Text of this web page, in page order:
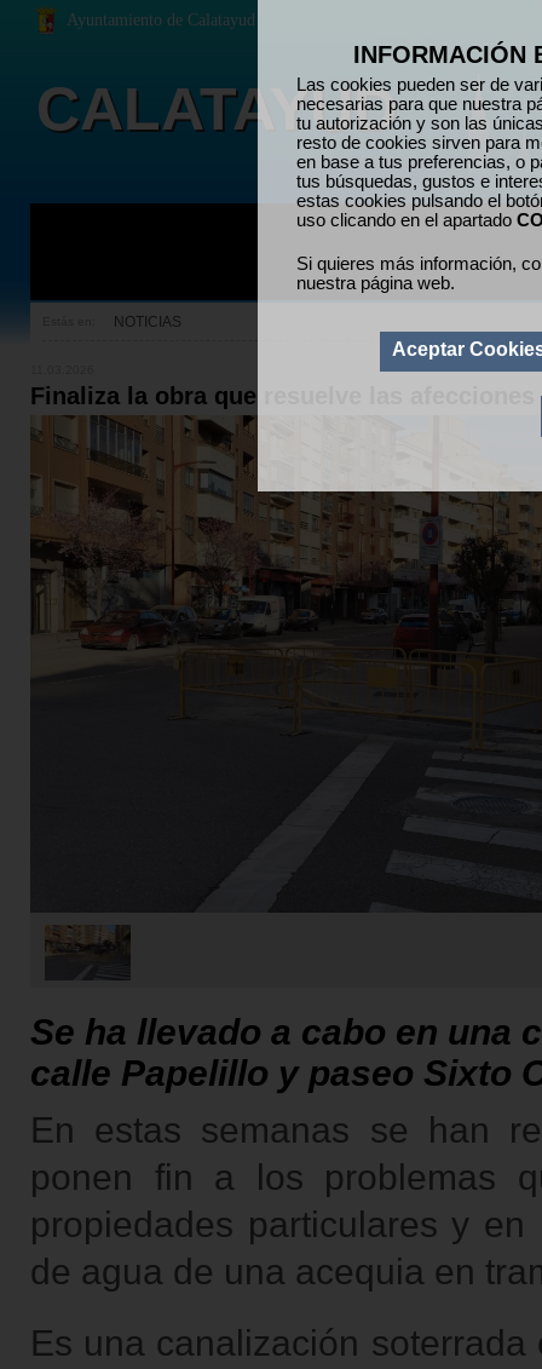
INFORMACIÓN
Las cookies pueden ser de
necesarias para que nuestra
tu autorización y son las
resto de cookies sirven para
en base a tus preferencias, o
tus búsquedas, gustos e
estas cookies pulsando el
uso clicando en el apartado
Si quieres más información,
nuestra página web.
Aceptar
Finaliza la obra que resuelve las
Se ha llevado a cabo en una
calle Papelillo y paseo Sixto
En estas semanas se han
ponen fin a los problemas
propiedades particulares y
de agua de una acequia en
Es una canalización
NOTICIAS
Ayuntamiento de Calatayud
CALATAYUD